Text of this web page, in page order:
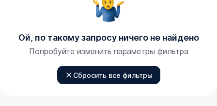
Ой, по такому запросу ничего не найдено
Попробуйте изменить параметры фильтра
Сбросить все фильтры